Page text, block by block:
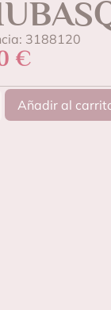
3188120
€
Añadir al